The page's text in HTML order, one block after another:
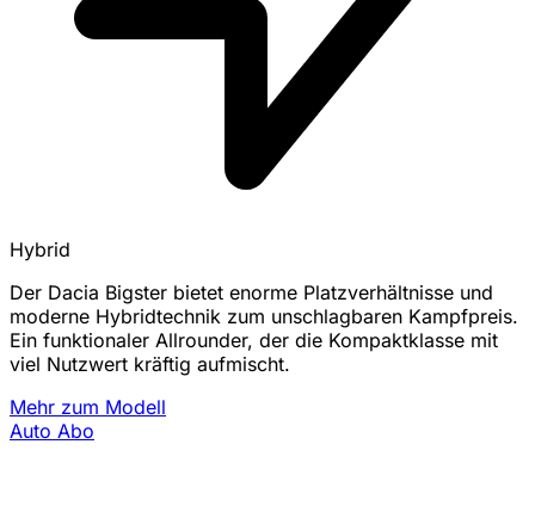
Hybrid
Der Dacia Bigster bietet enorme Platzverhältnisse und
moderne Hybridtechnik zum unschlagbaren Kampfpreis.
Ein funktionaler Allrounder, der die Kompaktklasse mit
viel Nutzwert kräftig aufmischt.
Mehr zum Modell
Auto Abo